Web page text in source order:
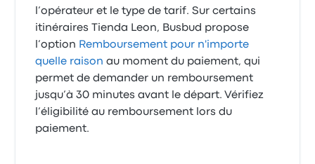
l’opérateur et le type de tarif. Sur certains
itinéraires Tienda Leon, Busbud propose
l’option Remboursement pour n'importe
quelle raison au moment du paiement, qui
permet de demander un remboursement
jusqu’à 30 minutes avant le départ. Vérifiez
l’éligibilité au remboursement lors du
paiement.